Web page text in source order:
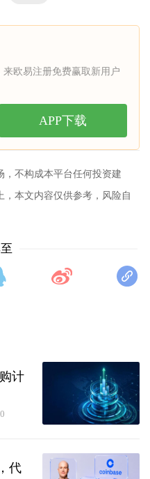
欧易注册免费赢取新用户
APP下载
，不构成本平台任何投资建
本文内容仅供参考，风险自
计
代